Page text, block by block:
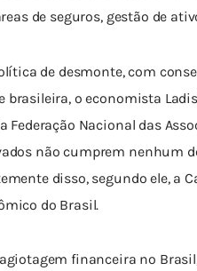
de seguros, gestão de
de desmonte, com
brasileira, o economista
Nacional das
não cumprem nenhum
disso, segundo ele, a
do Brasil.
financeira no